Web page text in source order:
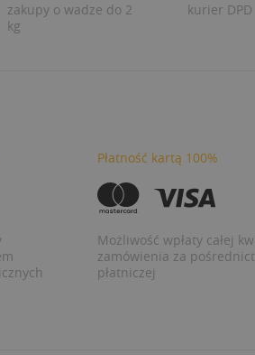
zakupy o wadze do 2
kg
kurier DPD
Płatność kartą 100%
Możliwość wpłaty całej
zamówienia za
płatniczej